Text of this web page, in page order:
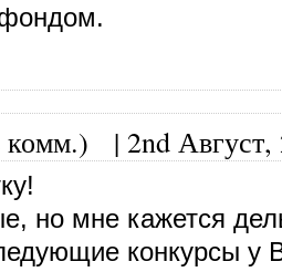
комм.) | 2nd Август,
но мне кажется
конкурсы у